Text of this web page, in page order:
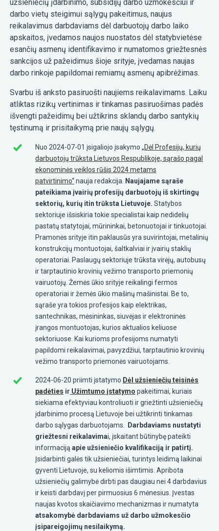
užsieniečių įdarbinimo, subsidijų darbo užmokesčiui ir
darbo vietų steigimui sąlygų pakeitimus, naujus
reikalavimus darbdaviams dėl darbuotojų darbo laiko
apskaitos, įvedamos naujos nuostatos dėl statybvietėse
esančių asmenų identifikavimo ir numatomos griežtesnės
sankcijos už pažeidimus šioje srityje, įvedamas naujas
darbo rinkoje papildomai remiamų asmenų apibrėžimas.
Svarbu iš anksto pasiruošti naujiems reikalavimams. Laiku
atliktas rizikų vertinimas ir tinkamas pasiruošimas padės
išvengti pažeidimų bei užtikrins sklandų darbo santykių
tęstinumą ir prisitaikymą prie naujų sąlygų.
Nuo 2024-07-01 įsigaliojo įsakymo „Dėl Profesijų, kurių
darbuotojų trūksta Lietuvos Respublikoje, sąrašo pagal
ekonominės veiklos rūšis 2024 metams
patvirtinimo“nauja redakcija.
Naujajame sąraše
pateikiama įvairių profesijų darbuotojų iš skirtingų
sektorių, kurių itin trūksta Lietuvoje. Statybos
sektoriuje išsiskiria tokie specialistai kaip nedidelių
pastatų statytojai, mūrininkai, betonuotojai ir tinkuotojai.
Pramonės srityje itin paklausūs yra suvirintojai, metalinių
konstrukcijų montuotojai, šaltkalviai ir įvairių staklių
operatoriai. Paslaugų sektoriuje trūksta virėjų, autobusų
ir tarptautinio krovinių vežimo transporto priemonių
vairuotojų. Žemės ūkio srityje reikalingi fermos
operatoriai ir žemės ūkio mašinų mašinistai. Be to,
sąraše yra tokios profesijos kaip elektrikas,
santechnikas, mėsininkas, siuvėjas ir elektroninės
įrangos montuotojas, kurios aktualios keliuose
sektoriuose. Kai kurioms profesijoms numatyti
papildomi reikalavimai, pavyzdžiui, tarptautinio krovinių
vežimo transporto priemonės vairuotojams.
2024-06-20 priimti įstatymo Dėl užsieniečių teisinės
padėties ir Užimtumo įstatymo pakeitimai, kuriais
siekiama efektyviau kontroliuoti ir griežtinti užsieniečių
įdarbinimo procesą Lietuvoje bei užtikrinti tinkamas
darbo sąlygas darbuotojams.
Darbdaviams nustatyti
griežtesni reikalavimai, įskaitant būtinybę pateikti
informaciją apie užsieniečio kvalifikaciją ir patirtį.
Įsidarbinti galės tik užsieniečiai, turintys leidimą laikinai
gyventi Lietuvoje, su keliomis išimtimis. Apribota
užsieniečių galimybė dirbti pas daugiau nei 4 darbdavius
ir keisti darbdavį per pirmuosius 6 mėnesius. Įvestas
naujas kvotos skaičiavimo mechanizmas ir numatyta
atsakomybė darbdaviams už darbo užmokesčio
įsipareigojimų nesilaikymą.